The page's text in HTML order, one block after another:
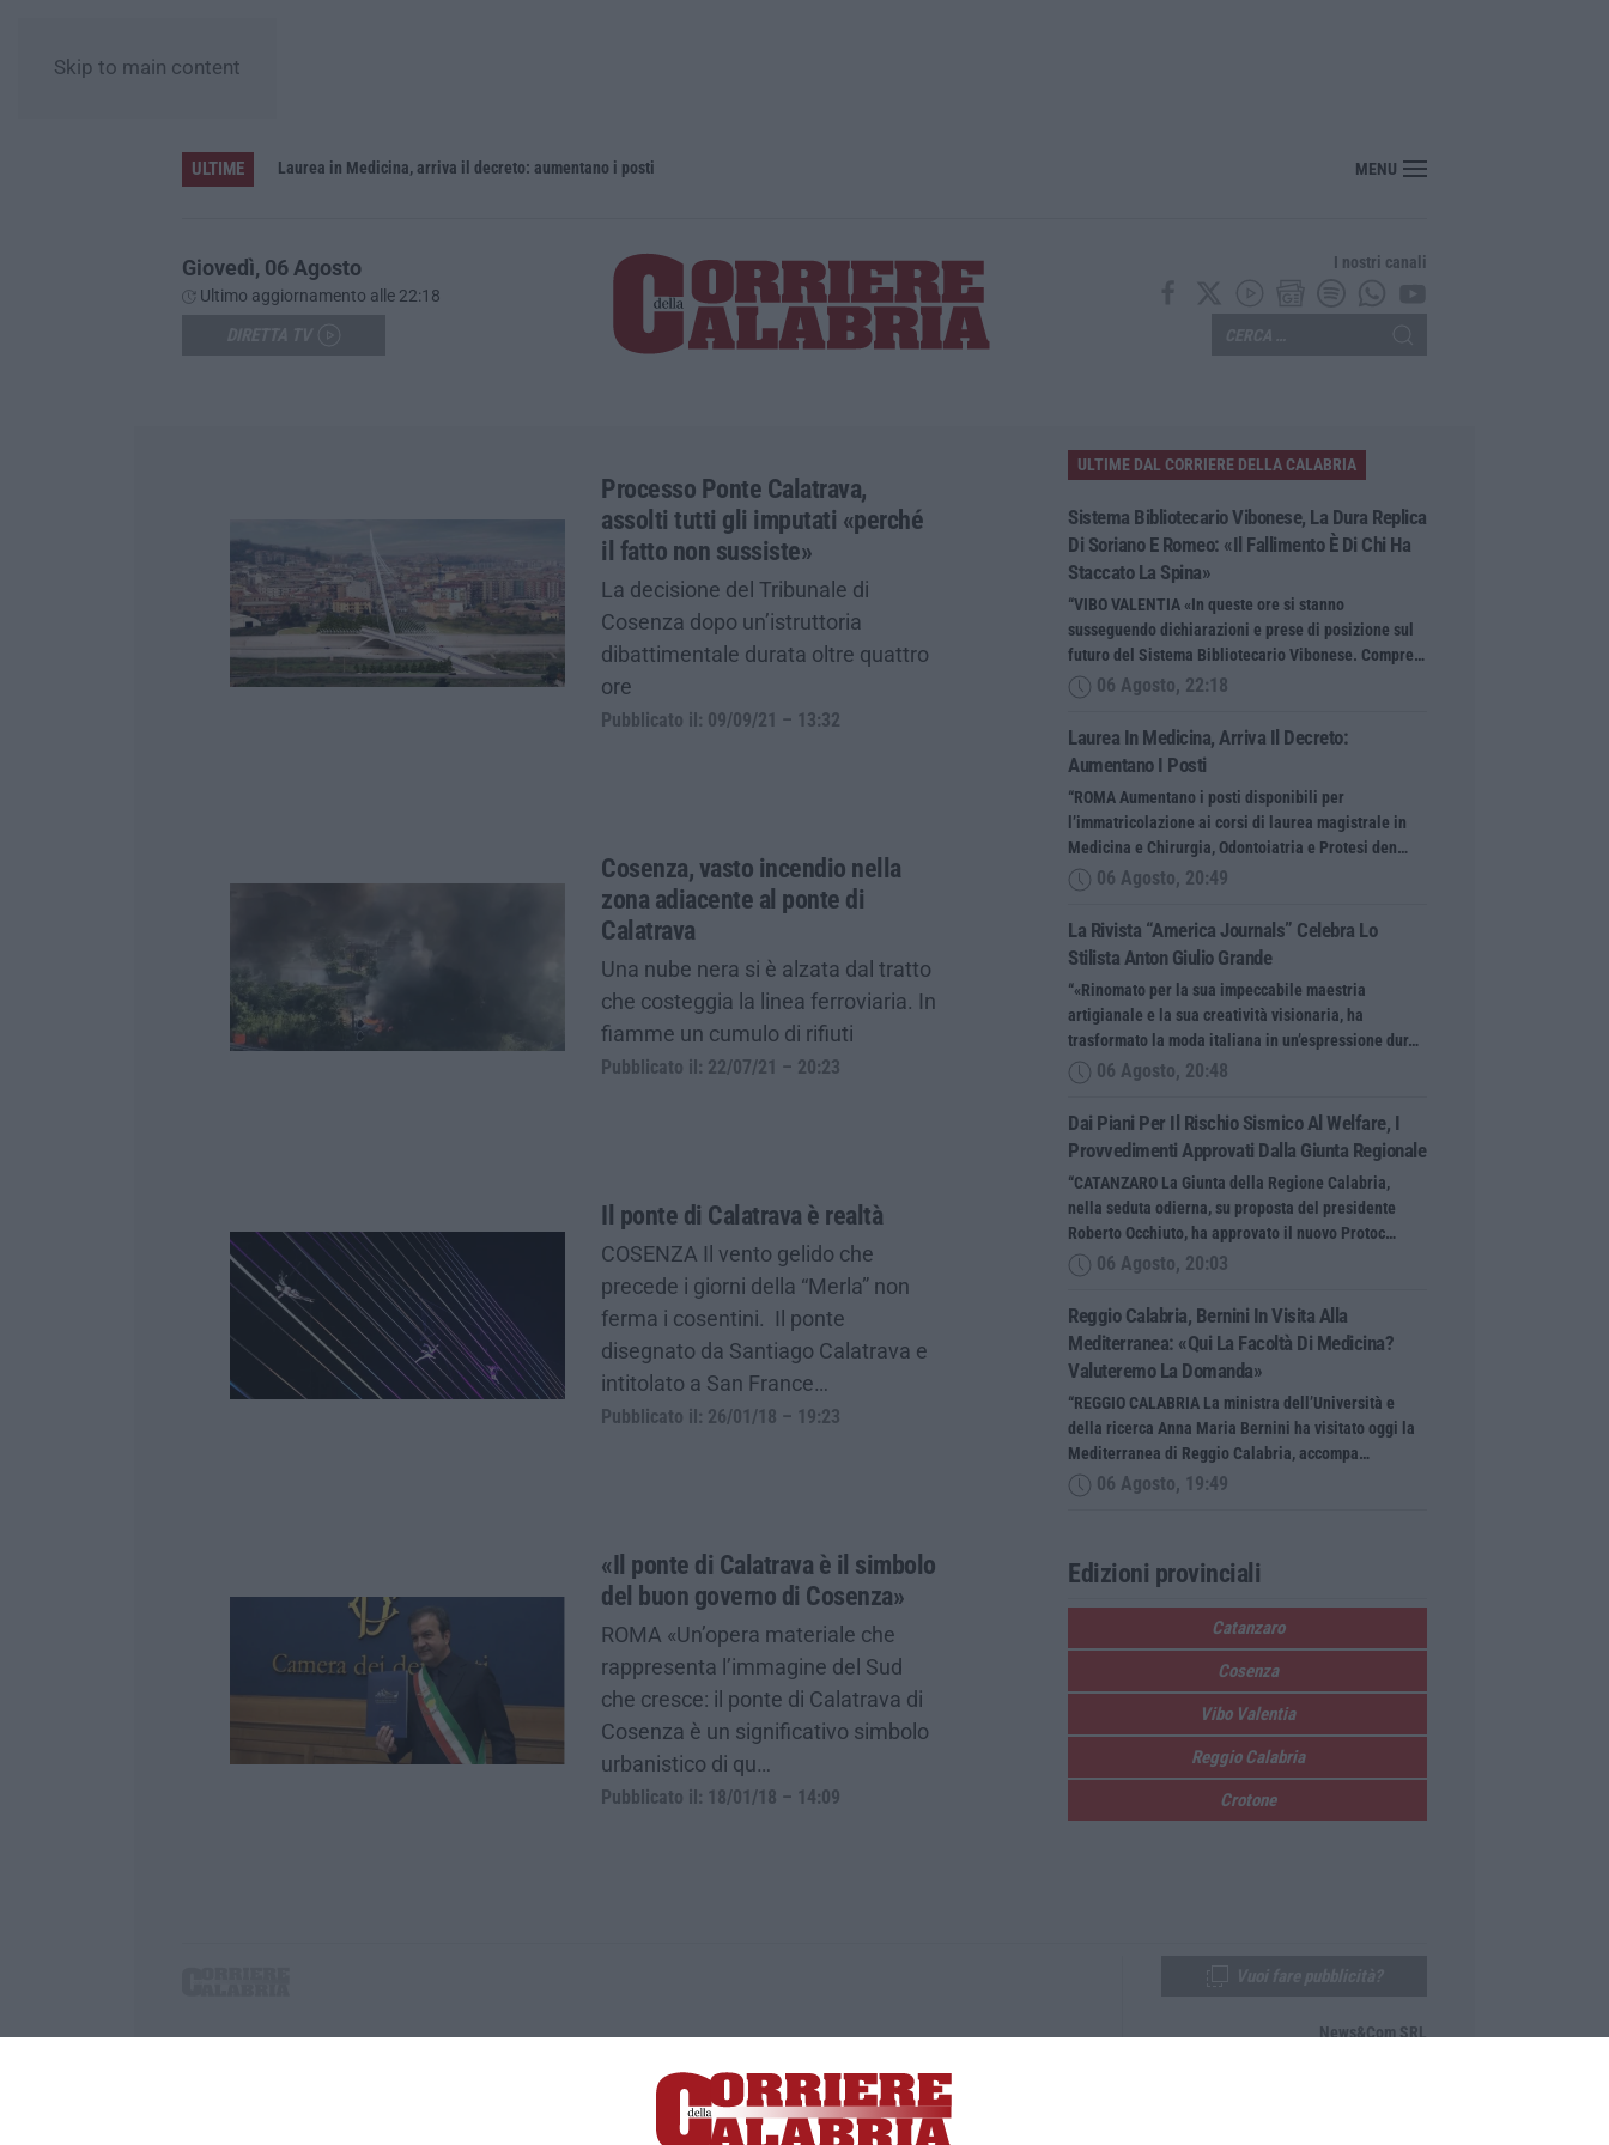
Skip to main content
ULTIME
Sistema bibliotecario vibonese, la dura replica di Soriano e Romeo: «Il fallimento è di chi ha staccato la spina» Laurea in Medicina, arriva il decreto: aumentano i posti La rivista “America Journals” celebra lo stilista Anton Giulio Grande
MENU
Giovedì, 06 Agosto
Ultimo aggiornamento alle 22:18
I nostri canali
Processo Ponte Calatrava,
assolti tutti gli imputati «perché
il fatto non sussiste»
La decisione del Tribunale di
Cosenza dopo un’istruttoria
dibattimentale durata oltre quattro
ore
Pubblicato il: 09/09/21 – 13:32
Cosenza, vasto incendio nella
zona adiacente al ponte di
Calatrava
Una nube nera si è alzata dal tratto
che costeggia la linea ferroviaria. In
fiamme un cumulo di rifiuti
Pubblicato il: 22/07/21 – 20:23
Il ponte di Calatrava è realtà
COSENZA Il vento gelido che
precede i giorni della “Merla” non
ferma i cosentini. Il ponte
disegnato da Santiago Calatrava e
intitolato a San France…
Pubblicato il: 26/01/18 – 19:23
«Il ponte di Calatrava è il simbolo
del buon governo di Cosenza»
ROMA «Un’opera materiale che
rappresenta l’immagine del Sud
che cresce: il ponte di Calatrava di
Cosenza è un significativo simbolo
urbanistico di qu…
Pubblicato il: 18/01/18 – 14:09
ULTIME DAL CORRIERE DELLA CALABRIA
Sistema Bibliotecario Vibonese, La Dura Replica
Di Soriano E Romeo: «Il Fallimento È Di Chi Ha
Staccato La Spina»
“VIBO VALENTIA «In queste ore si stanno
susseguendo dichiarazioni e prese di posizione sul
futuro del Sistema Bibliotecario Vibonese. Compre…
06 Agosto, 22:18
Laurea In Medicina, Arriva Il Decreto:
Aumentano I Posti
“ROMA Aumentano i posti disponibili per
l’immatricolazione ai corsi di laurea magistrale in
Medicina e Chirurgia, Odontoiatria e Protesi den…
06 Agosto, 20:49
La Rivista “America Journals” Celebra Lo
Stilista Anton Giulio Grande
“«Rinomato per la sua impeccabile maestria
artigianale e la sua creatività visionaria, ha
trasformato la moda italiana in un’espressione dur…
06 Agosto, 20:48
Dai Piani Per Il Rischio Sismico Al Welfare, I
Provvedimenti Approvati Dalla Giunta Regionale
“CATANZARO La Giunta della Regione Calabria,
nella seduta odierna, su proposta del presidente
Roberto Occhiuto, ha approvato il nuovo Protoc…
06 Agosto, 20:03
Reggio Calabria, Bernini In Visita Alla
Mediterranea: «Qui La Facoltà Di Medicina?
Valuteremo La Domanda»
“REGGIO CALABRIA La ministra dell’Università e
della ricerca Anna Maria Bernini ha visitato oggi la
Mediterranea di Reggio Calabria, accompa…
06 Agosto, 19:49
Edizioni provinciali
Catanzaro
Cosenza
Vibo Valentia
Reggio Calabria
Crotone
P.IVA. 03199620794, Via del mare 6/G, S.Eufemia, Lamezia Terme (CZ)
Iscrizione tribunale di Lamezia Terme 5/2011 - Direttore responsabile Paola Militano |Privacy
News&Com SRL